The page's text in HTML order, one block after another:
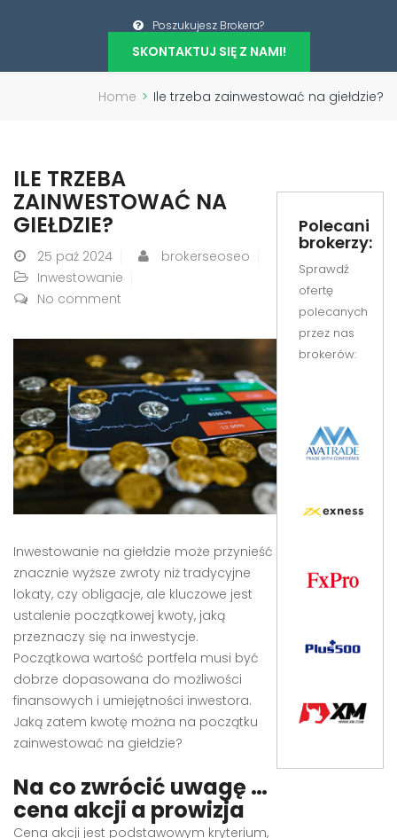
Poszukujesz Brokera?
SKONTAKTUJ SIĘ Z NAMI!
Home > Ile trzeba zainwestować na giełdzie?
ILE TRZEBA
ZAINWESTOWAĆ NA
GIEŁDZIE?
25 paź 2024
brokerseoseo
Inwestowanie
No comment
Inwestowanie na giełdzie może przynieść
znacznie wyższe zwroty niż tradycyjne
lokaty, czy obligacje, ale kluczowe jest
ustalenie początkowej kwoty, jaką
przeznaczy się na inwestycje.
Początkowa wartość portfela musi być
dobrze dopasowana do możliwości
finansowych i umiejętności inwestora.
Jaką zatem kwotę można na początku
zainwestować na giełdzie?
Na co zwrócić uwagę …
cena akcji a prowizja
Cena akcji jest podstawowym kryterium,
Polecani
brokerzy:
Sprawdź
ofertę
polecanych
przez nas
brokerów: